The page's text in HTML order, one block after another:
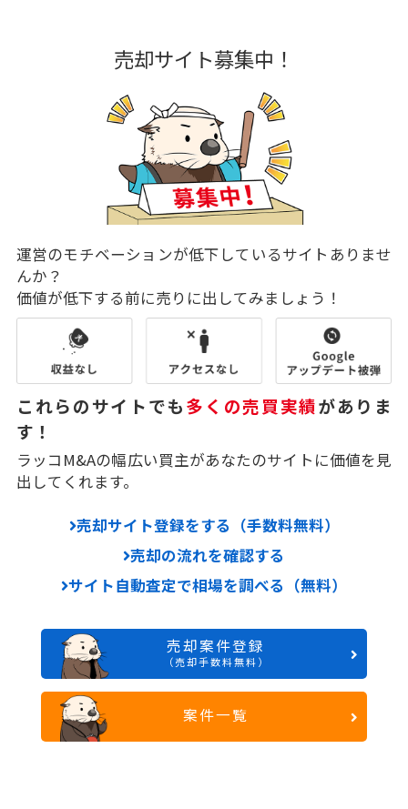
売却サイト募集中！
運営のモチベーションが低下しているサイトありませ
んか？
価値が低下する前に売りに出してみましょう！
これらのサイトでも多くの売買実績がありま
す！
ラッコM&Aの幅広い買主があなたのサイトに価値を見
出してくれます。
売却サイト登録をする（手数料無料）
売却の流れを確認する
サイト自動査定で相場を調べる（無料）
売却案件登録
（売却手数料無料）
案件一覧